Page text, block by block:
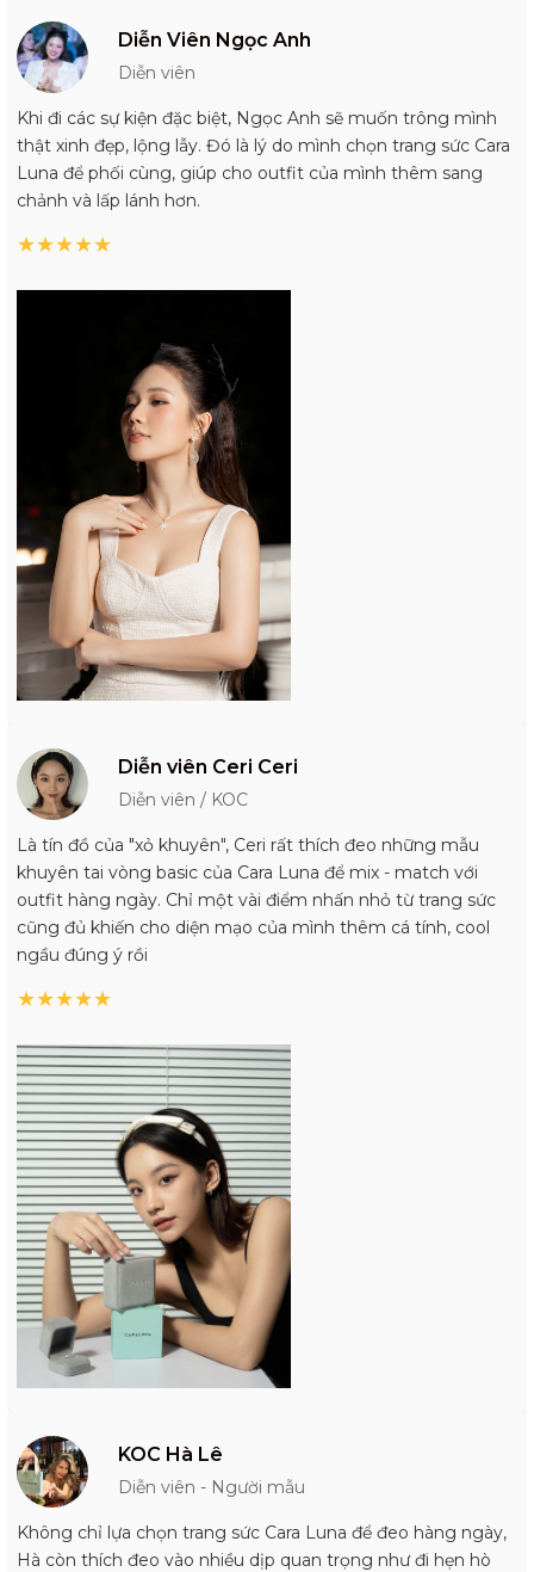
Diễn Viên Ngọc Anh
Diễn viên
Khi đi các sự kiện đặc biệt, Ngọc Anh sẽ muốn trông mình
thật xinh đẹp, lộng lẫy. Đó là lý do mình chọn trang sức Cara
Luna để phối cùng, giúp cho outfit của mình thêm sang
chảnh và lấp lánh hơn.
★★★★★
Diễn viên Ceri Ceri
Diễn viên / KOC
Là tín đồ của "xỏ khuyên", Ceri rất thích đeo những mẫu
khuyên tai vòng basic của Cara Luna để mix - match với
outfit hàng ngày. Chỉ một vài điểm nhấn nhỏ từ trang sức
cũng đủ khiến cho diện mạo của mình thêm cá tính, cool
ngầu đúng ý rồi
★★★★★
KOC Hà Lê
Diễn viên - Người mẫu
Không chỉ lựa chọn trang sức Cara Luna để đeo hàng ngày,
Hà còn thích đeo vào nhiều dịp quan trọng như đi hẹn hò